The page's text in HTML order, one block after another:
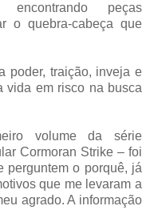
encontrando peças
o quebra-cabeça que
poder, traição, inveja e
vida em risco na busca
volume da série
Cormoran Strike – foi
perguntem o porquê, já
que me levaram a
agrado. A informação